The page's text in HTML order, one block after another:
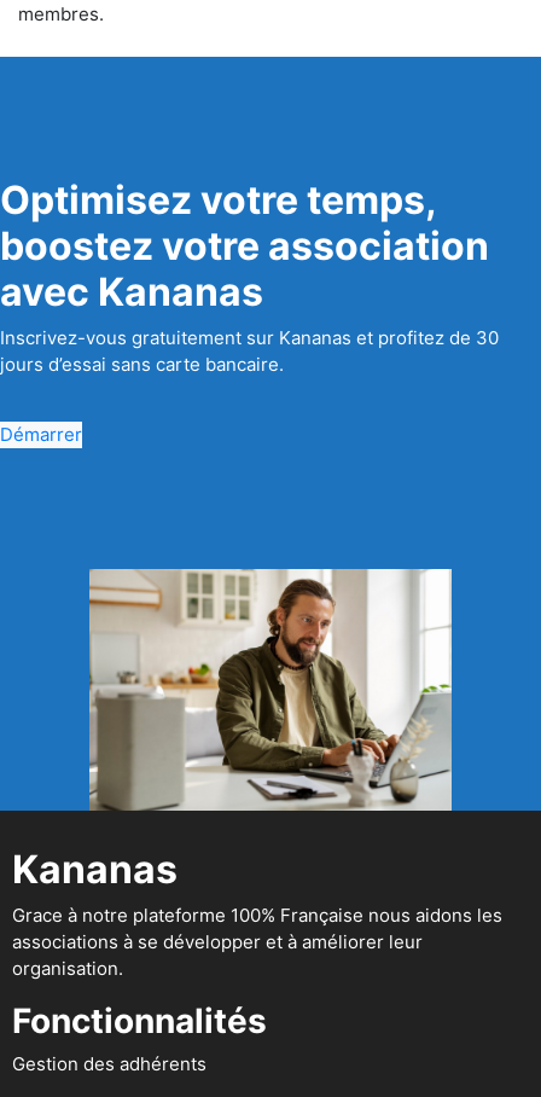
membres.
Optimisez votre temps,
boostez votre association
avec Kananas
Inscrivez-vous gratuitement sur Kananas et profitez de 30
jours d’essai sans carte bancaire.
Démarrer
Kananas
Grace à notre plateforme 100% Française nous aidons les
associations à se développer et à améliorer leur
organisation.
Fonctionnalités
Gestion des adhérents